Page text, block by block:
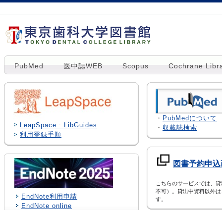
PubMed 医中誌WEB Scopus Cochrane
LeapSpace : LibGuides
利用登録手順
EndNote利用申請
EndNote online
・ PubMedについて
・ 収載誌検索
図書予約申
こちらのサービスでは、
不可）。貸出中資料以外
す。